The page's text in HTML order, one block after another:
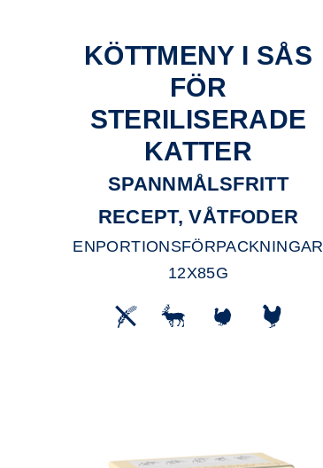
KÖTTMENY I SÅS
FÖR
STERILISERADE
KATTER
SPANNMÅLSFRITT
RECEPT, VÅTFODER
ENPORTIONSFÖRPACKNINGAR
12X85G